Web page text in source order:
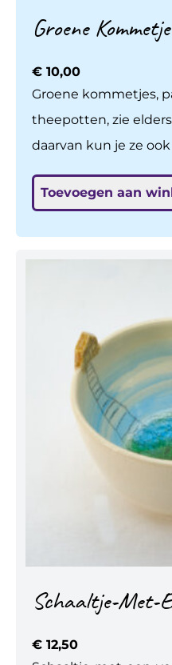
Groene
€ 10,00
Groene kommetjes,
theepotten, zie
daarvan kun je ze ook kopen.
geglazuurd op 1140
Toevoegen aan
Schaaltje-Met-
€ 12,50